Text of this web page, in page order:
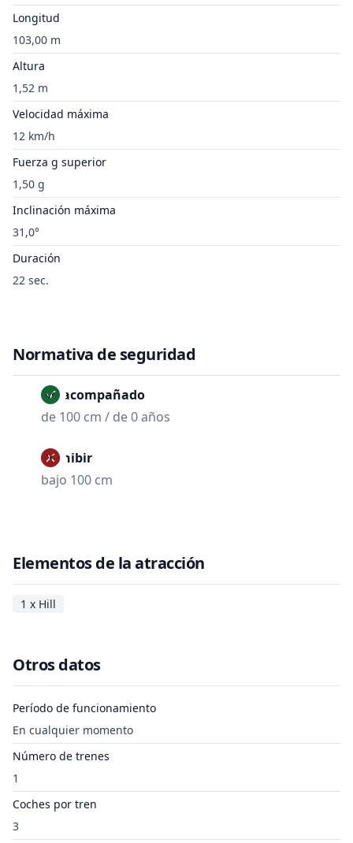
Longitud
103,00 m
Altura
1,52 m
Velocidad máxima
12 km/h
Fuerza g superior
1,50 g
Inclinación máxima
31,0°
Duración
22 sec.
Normativa de seguridad
No acompañado
de 100 cm / de 0 años
Prohibir
bajo 100 cm
Elementos de la atracción
1 x Hill
Otros datos
Período de funcionamiento
En cualquier momento
Número de trenes
1
Coches por tren
3